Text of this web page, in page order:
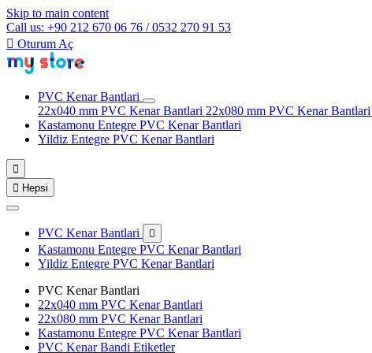
Skip to main content
Call us: +90 212 670 06 76 / 0532 270 91 53
 Oturum Aç
PVC Kenar Bantlari
22x040 mm PVC Kenar Bantlari 22x080 mm PVC Kenar Bantlari
Kastamonu Entegre PVC Kenar Bantlari
Yildiz Entegre PVC Kenar Bantlari

 Hepsi
PVC Kenar Bantlari 
Kastamonu Entegre PVC Kenar Bantlari
Yildiz Entegre PVC Kenar Bantlari
PVC Kenar Bantlari
22x040 mm PVC Kenar Bantlari
22x080 mm PVC Kenar Bantlari
Kastamonu Entegre PVC Kenar Bantlari
PVC Kenar Bandi Etiketler